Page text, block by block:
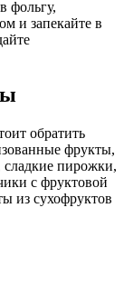
фольгу,
и запекайте в
обратить
фрукты,
пирожки,
с фруктовой
из сухофруктов